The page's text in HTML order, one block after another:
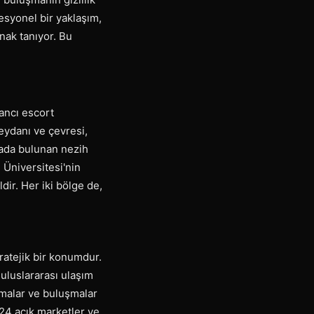
bir yaklaşım,
tanıyor. Bu
escort
ve çevresi,
bulunan nezih
Üniversitesi'nin
Her iki bölge de,
bir konumdur.
ulaşım
ve buluşmalar